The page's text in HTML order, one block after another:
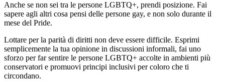
Anche se non sei tra le persone LGBTQ+, prendi posizione. Fai
sapere agli altri cosa pensi delle persone gay, e non solo durante il
mese del Pride.
Lottare per la parità di diritti non deve essere difficile. Esprimi
semplicemente la tua opinione in discussioni informali, fai uno
sforzo per far sentire le persone LGBTQ+ accolte in ambienti più
conservatori e promuovi principi inclusivi per coloro che ti
circondano.